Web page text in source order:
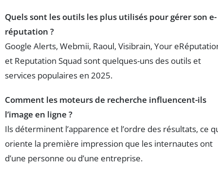
Quels sont les outils les plus utilisés pour gérer son e-
réputation ?
Google Alerts, Webmii, Raoul, Visibrain, Your
et Reputation Squad sont quelques-uns des outils et
services populaires en 2025.
Comment les moteurs de recherche influencent-ils
l’image en ligne ?
Ils déterminent l’apparence et l’ordre des résultats, ce
oriente la première impression que les internautes ont
d’une personne ou d’une entreprise.